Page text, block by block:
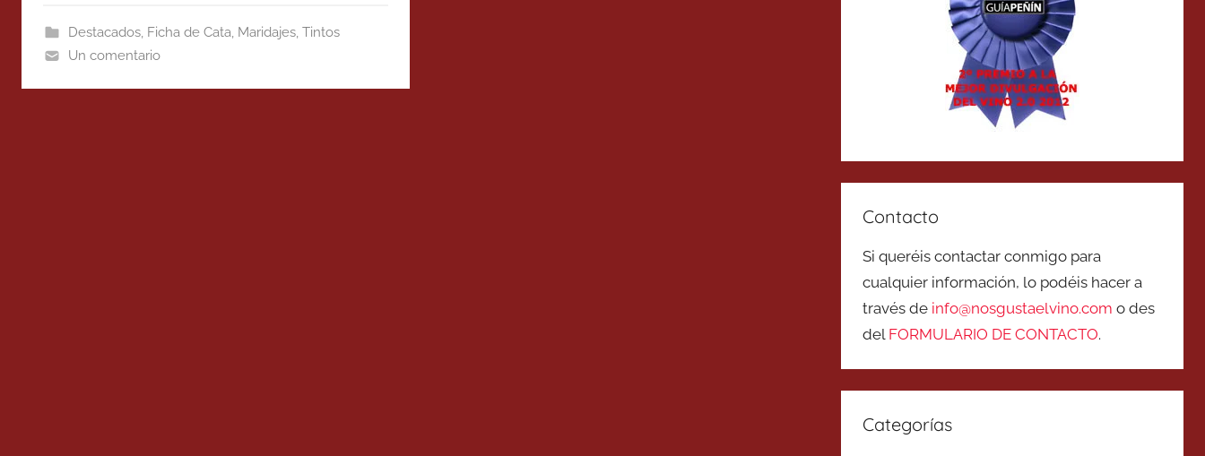
Destacados, Ficha de Cata, Maridajes, Tintos
Un comentario
Contacto
Si queréis contactar conmigo para
cualquier información, lo podéis hacer a
través de info@nosgustaelvino.com o des
del FORMULARIO DE CONTACTO.
Categorías